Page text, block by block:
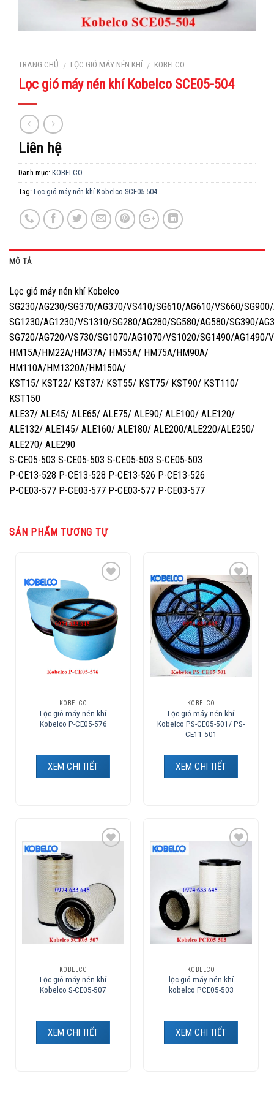
TRANG CHỦ / LỌC GIÓ MÁY NÉN KHÍ / KOBELCO
Lọc gió máy nén khí Kobelco SCE05-504
Liên hệ
Danh mục: KOBELCO
Tag: Lọc gió máy nén khí Kobelco SCE05-504
MÔ TẢ
Lọc gió máy nén khí Kobelco
SG230/AG230/SG370/AG370/VS410/SG610/AG610/VS660/
SG1230/AG1230/VS1310/SG280/AG280/SG580/AG580/SG390/
SG720/AG720/VS730/SG1070/AG1070/VS1020/SG1490/AG1490/
HM15A/HM22A/HM37A/ HM55A/ HM75A/HM90A/
HM110A/HM1320A/HM150A/
KST15/ KST22/ KST37/ KST55/ KST75/ KST90/ KST110/
KST150
ALE37/ ALE45/ ALE65/ ALE75/ ALE90/ ALE100/ ALE120/
ALE132/ ALE145/ ALE160/ ALE180/ ALE200/ALE220/ALE250/
ALE270/ ALE290
S-CE05-503 S-CE05-503 S-CE05-503 S-CE05-503
P-CE13-528 P-CE13-528 P-CE13-526 P-CE13-526
P-CE03-577 P-CE03-577 P-CE03-577 P-CE03-577
SẢN PHẨM TƯƠNG TỰ
Wishlist
KOBELCO
Lọc gió máy nén khí
Kobelco P-CE05-576
XEM CHI TIẾT
Add to
Wishlist
KOBELCO
Lọc gió máy nén khí
Kobelco PS-CE05-501/ PS-
CE11-501
XEM CHI TIẾT
KOBELCO
Lọc gió máy nén khí
Kobelco S-CE05-507
XEM CHI TIẾT
Wishlist
KOBELCO
lọc gió máy nén khí
kobelco PCE05-503
XEM CHI TIẾT